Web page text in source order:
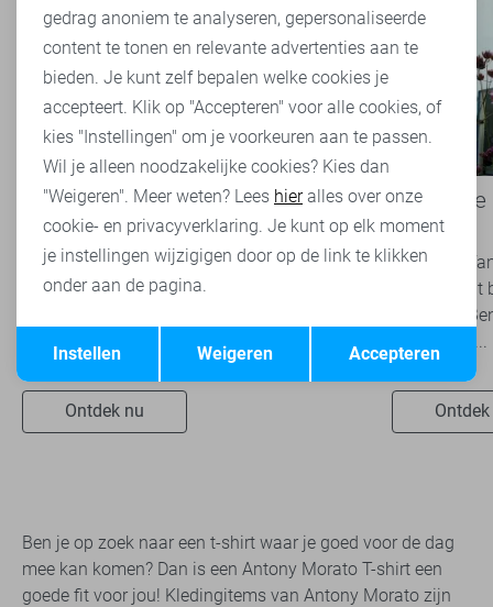
Basics: de onmisbare basis van
iedere garderobe
Basics zijn tijdloze kledingstukken die een
belangrijke rol spelen binnen een veelzijdige
Ontdek nu
Een
Rijssen
Ben jij die
je nog
geweest?
Ben je op zoek naar een t-shirt waar je goed voor de dag
mee kan komen? Dan is een Antony Morato T-shirt een
goede fit voor jou! Kledingitems van Antony Morato zijn
Marketing cookies
Terug Opslaan
gedrag anoniem te analyseren, gepersonaliseerde
content te tonen en relevante advertenties aan te
bieden. Je kunt zelf bepalen welke cookies je
accepteert. Klik op "Accepteren" voor alle cookies, of
kies "Instellingen" om je voorkeuren aan te passen.
Wil je alleen noodzakelijke cookies? Kies dan
"Weigeren". Meer weten? Lees hieralles over onze
cookie- en privacyverklaring. Je kunt op elk moment
je instellingen wijzigigen door op de link te klikken
onder aan de pagina.
Accepteren
Weigeren
Instellen